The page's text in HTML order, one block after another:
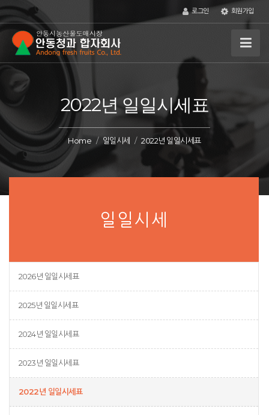
로그인 회원가입
2022년 일일시세표
Home 일일시세 2022년 일일시세표
일일시세
2026년 일일시세표
2025년 일일시세표
2024년 일일시세표
2023년 일일시세표
2022년 일일시세표